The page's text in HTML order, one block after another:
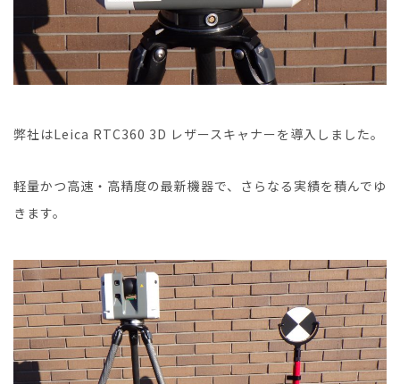
弊社はLeica RTC360 3D レザースキャナーを導入しました。
軽量かつ高速・高精度の最新機器で、さらなる実績を積んでゆ
きます。